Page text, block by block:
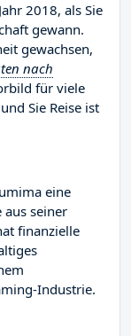
2018, als Sie
gewann.
gewachsen,
nach
für viele
Sie Reise ist
eine
aus seiner
finanzielle
Industrie.